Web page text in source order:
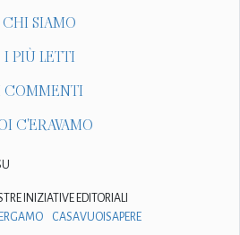
CHI SIAMO
I PIÙ LETTI
COMMENTI
C'ERAVAMO
INIZIATIVE EDITORIALI
CASAVUOISAPERE